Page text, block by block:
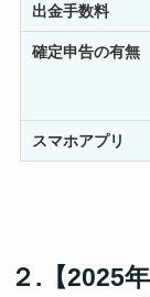
出金手数料
確定申告の有無
スマホアプリ
２.【2025